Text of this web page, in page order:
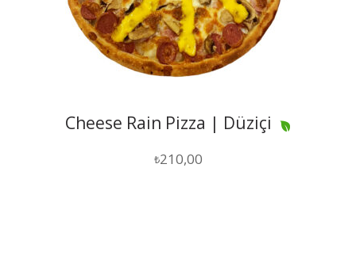
Cheese Rain Pizza | Düziçi
₺210,00